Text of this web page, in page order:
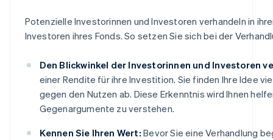
Potenzielle Investorinnen und Investoren verhandeln in
Investoren ihres Fonds. So setzen Sie sich bei der
Den Blickwinkel der Investorinnen und Investoren
einer Rendite für ihre Investition. Sie finden Ihre Idee
gegen den Nutzen ab. Diese Erkenntnis wird Ihnen
Gegenargumente zu verstehen.
Kennen Sie Ihren Wert: Bevor Sie eine Verhandlung